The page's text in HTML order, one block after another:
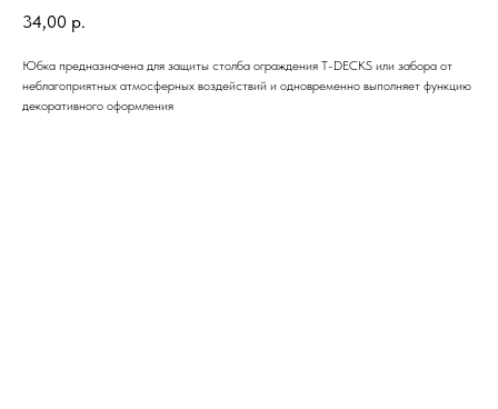
34,00 р.
Юбка предназначена для защиты столба ограждения T-DECKS или забора от
неблагоприятных атмосферных воздействий и одновременно выполняет функцию
декоративного оформления